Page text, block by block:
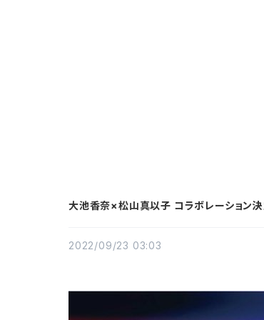
大池香奈×松山真以子 コラボレーション決
2022/09/23 03:03